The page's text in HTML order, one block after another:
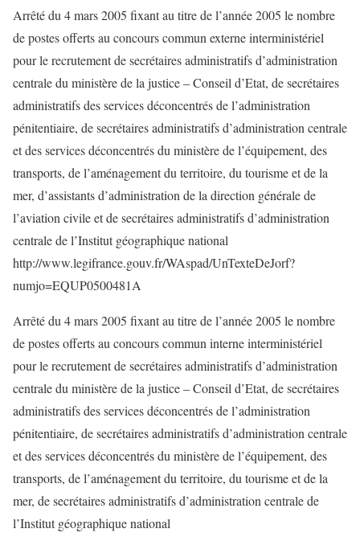
Arrêté du 4 mars 2005 fixant au titre de l’année 2005 le nombre
de postes offerts au concours commun externe interministériel
pour le recrutement de secrétaires administratifs d’administration
centrale du ministère de la justice – Conseil d’Etat, de secrétaires
administratifs des services déconcentrés de l’administration
pénitentiaire, de secrétaires administratifs d’administration centrale
et des services déconcentrés du ministère de l’équipement, des
transports, de l’aménagement du territoire, du tourisme et de la
mer, d’assistants d’administration de la direction générale de
l’aviation civile et de secrétaires administratifs d’administration
centrale de l’Institut géographique national
http://www.legifrance.gouv.fr/WAspad/UnTexteDeJorf?
numjo=EQUP0500481A
Arrêté du 4 mars 2005 fixant au titre de l’année 2005 le nombre
de postes offerts au concours commun interne interministériel
pour le recrutement de secrétaires administratifs d’administration
centrale du ministère de la justice – Conseil d’Etat, de secrétaires
administratifs des services déconcentrés de l’administration
pénitentiaire, de secrétaires administratifs d’administration centrale
et des services déconcentrés du ministère de l’équipement, des
transports, de l’aménagement du territoire, du tourisme et de la
mer, de secrétaires administratifs d’administration centrale de
l’Institut géographique national